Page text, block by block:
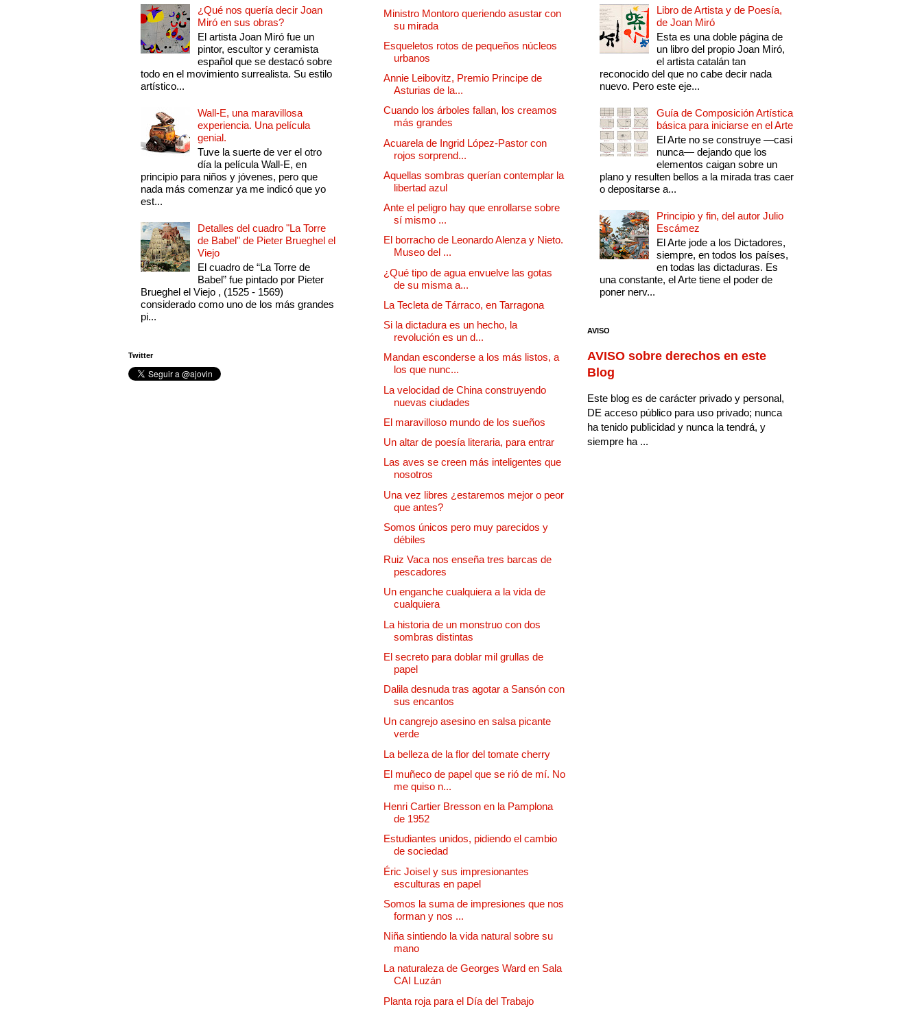
¿Qué nos quería decir Joan
Miró en sus obras?
El artista Joan Miró fue un
pintor, escultor y ceramista
español que se destacó sobre
todo en el movimiento surrealista. Su estilo
artístico...
Wall-E, una maravillosa
experiencia. Una película
genial.
Tuve la suerte de ver el otro
día la película Wall-E, en
principio para niños y jóvenes, pero que
nada más comenzar ya me indicó que yo
est...
Detalles del cuadro "La Torre
de Babel" de Pieter Brueghel el
Viejo
El cuadro de “La Torre de
Babel” fue pintado por Pieter
Brueghel el Viejo , (1525 - 1569)
considerado como uno de los más grandes
pi...
Twitter
Ministro Montoro queriendo asustar con
su mirada
Esqueletos rotos de pequeños núcleos
urbanos
Annie Leibovitz, Premio Principe de
Asturias de la...
Cuando los árboles fallan, los creamos
más grandes
Acuarela de Ingrid López-Pastor con
rojos sorprend...
Aquellas sombras querían contemplar la
libertad azul
Ante el peligro hay que enrollarse sobre
sí mismo ...
El borracho de Leonardo Alenza y Nieto.
Museo del ...
¿Qué tipo de agua envuelve las gotas
de su misma a...
La Tecleta de Tárraco, en Tarragona
Si la dictadura es un hecho, la
revolución es un d...
Mandan esconderse a los más listos, a
los que nunc...
La velocidad de China construyendo
nuevas ciudades
El maravilloso mundo de los sueños
Un altar de poesía literaria, para entrar
Las aves se creen más inteligentes que
nosotros
Una vez libres ¿estaremos mejor o peor
que antes?
Somos únicos pero muy parecidos y
débiles
Ruiz Vaca nos enseña tres barcas de
pescadores
Un enganche cualquiera a la vida de
cualquiera
La historia de un monstruo con dos
sombras distintas
El secreto para doblar mil grullas de
papel
Dalila desnuda tras agotar a Sansón con
sus encantos
Un cangrejo asesino en salsa picante
verde
La belleza de la flor del tomate cherry
El muñeco de papel que se rió de mí. No
me quiso n...
Henri Cartier Bresson en la Pamplona
de 1952
Estudiantes unidos, pidiendo el cambio
de sociedad
Éric Joisel y sus impresionantes
esculturas en papel
Somos la suma de impresiones que nos
forman y nos ...
Niña sintiendo la vida natural sobre su
mano
La naturaleza de Georges Ward en Sala
CAI Luzán
Planta roja para el Día del Trabajo
Libro de Artista y de Poesía,
de Joan Miró
Esta es una doble página de
un libro del propio Joan Miró,
el artista catalán tan
reconocido del que no cabe decir nada
nuevo. Pero este eje...
Guía de Composición Artística
básica para iniciarse en el Arte
El Arte no se construye —casi
nunca— dejando que los
elementos caigan sobre un
plano y resulten bellos a la mirada tras caer
o depositarse a...
Principio y fin, del autor Julio
Escámez
El Arte jode a los Dictadores,
siempre, en todos los países,
en todas las dictaduras. Es
una constante, el Arte tiene el poder de
poner nerv...
AVISO
AVISO sobre derechos en este
Blog
Este blog es de carácter privado y personal,
DE acceso público para uso privado; nunca
ha tenido publicidad y nunca la tendrá, y
siempre ha ...